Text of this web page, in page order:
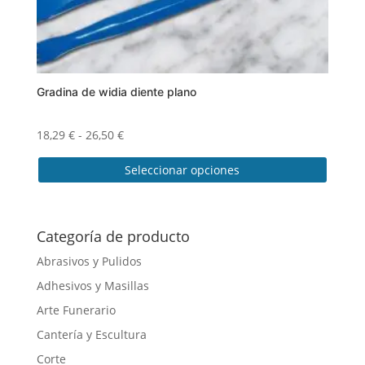
producto
Gradina de widia diente plano
18,29 € - 26,50 €Rango
precios:
26,50 €
Seleccionar opciones
tiene
múltiples
variantes.
Las
opciones
pueden
elegir
Categoría de producto
Abrasivos y Pulidos
Adhesivos y Masillas
Arte Funerario
Cantería y Escultura
Corte